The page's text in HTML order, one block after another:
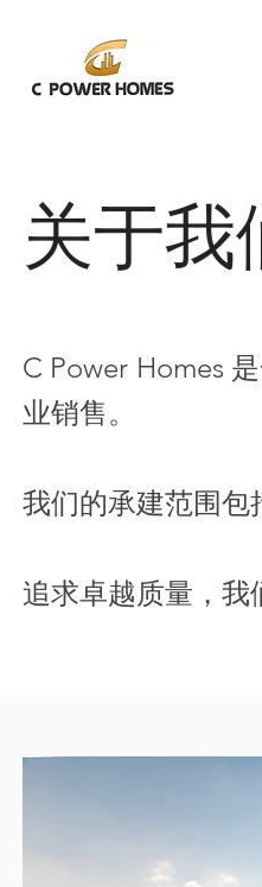
关于我
C Power Homes
业销售。
我们的承建范围包
追求卓越质量，我